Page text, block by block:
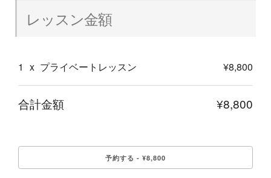
レッスン金額
1 x プライベートレッスン ¥8,800
合計金額 ¥8,800